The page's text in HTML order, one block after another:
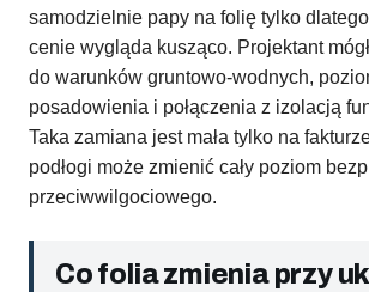
samodzielnie papy na folię tylko
cenie wygląda kusząco. Projektant
do warunków gruntowo-wodnych,
posadowienia i połączenia z izolacją
Taka zamiana jest mała tylko na
podłogi może zmienić cały poziom
przeciwwilgociowego.
Co folia zmienia przy